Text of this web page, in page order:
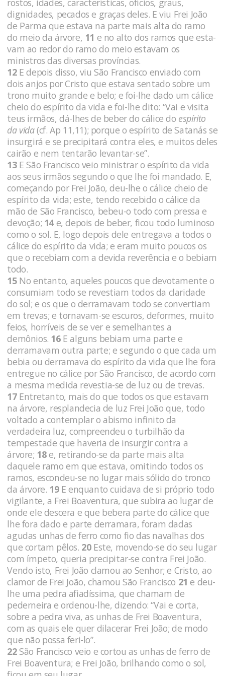
dignidades, pecados e graças deles. E viu Frei João
de Parma que estava na parte mais alta do ramo
do meio da árvore, 11 e no alto dos ramos que esta­
vam ao redor do ramo do meio estavam os
ministros das diversas províncias.
12 E depois disso, viu São Francisco enviado com
dois anjos por Cristo que estava sentado sobre um
trono muito grande e belo; e foi-lhe dado um cálice
cheio do espírito da vida e foi-lhe dito: “Vai e visita
teus irmãos, dá-lhes de beber do cálice do espí­rito
da vida(cf. Ap 11,11); porque o espírito de Satanás se
insurgirá e se precipitará contra eles, e muitos deles
cairão e nem tentarão levantar-se”.
13 E São Francisco veio ministrar o espírito da vida
aos seus irmãos segundo o que lhe foi mandado. E,
começando por Frei João, deu-lhe o cálice cheio de
espírito da vida; este, tendo rece­bido o cálice da
mão de São Francisco, bebeu-o todo com pressa e
devoção; 14e, depois de beber, ficou todo luminoso
como o sol. E, logo depois dele entregava a todos o
cálice do espírito da vida; e eram muito pou­cos os
que o recebiam com a devida reverência e o bebiam
todo.
15No entanto, aqueles poucos que devotamente o
consumiam todo se revestiam todos da claridade
do sol; e os que o der­ramavam todo se convertiam
em trevas; e tornavam-se escuros, deformes, muito
feios, horríveis de se ver e semelhantes a
demônios. 16 E alguns bebiam uma parte e
derramavam outra parte; e segundo o que cada um
bebia ou derramava do espírito da vida­ que lhe fora
entregue no cálice por São Francisco, de acordo com
a mesma medida revestia-se de luz ou de trevas.
17 Entretanto, mais do que todos os que estavam
na árvore, resplandecia de luz Frei João que, todo
voltado a contemplar o abismo infinito da
verdadeira luz, compreendeu o turbilhão da
tempestade que ha­veria de insurgir contra a
árvore; 18e, retirando-se da parte mais alta
daquele ramo em que estava, omitindo todos os
ramos, escondeu-se no lugar mais sólido do tronco
da árvore. 19E en­quanto cuidava de si próprio todo
vigilante, a Frei Boaventura, que subira ao lugar de
onde ele descera e que bebera parte do cá­lice que
lhe fora dado e parte derramara, foram dadas
agudas unhas de ferro como fio das navalhas dos
que cortam pêlos. 20Este, movendo-se do seu lugar
com ímpeto, queria precipitar-se contra Frei João.
Vendo isto, Frei João clamou ao Senhor; e Cris­to, ao
clamor de Frei João, chamou São Francisco 21 e deu-
lhe uma pedra afiadíssima, que chamam de
pederneira e orde­nou-lhe, dizendo: “Vai e corta,
sobre a pedra viva, as unhas de Frei Boaventura,
com as quais ele quer dilacerar Frei João; de modo
que não possa feri-lo”.
22São Francisco veio e cortou as unhas de ferro de
Frei Boaventura; e Frei João, brilhando como o sol,